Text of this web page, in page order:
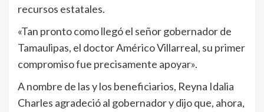
recursos estatales.
«Tan pronto como llegó el señor gobernador de
Tamaulipas, el doctor Américo Villarreal, su primer
compromiso fue precisamente apoyar».
A nombre de las y los beneficiarios, Reyna Idalia
Charles agradeció al gobernador y dijo que, ahora,